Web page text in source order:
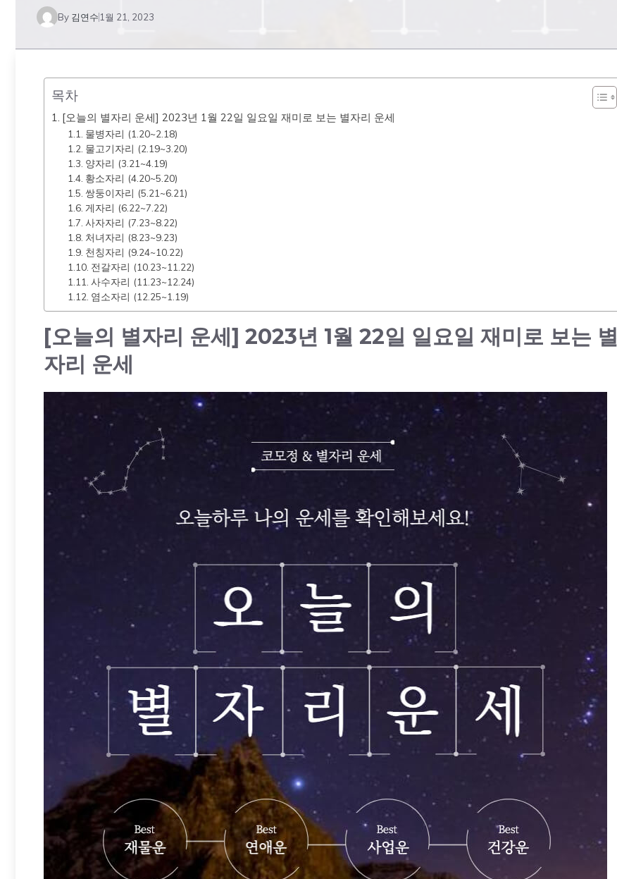
By 김연수 1월 21, 2023
목차
[오늘의 별자리 운세] 2023년 1월 22일 일요일 재미로 보는 별자리 운세
물병자리 (1.20~2.18)
물고기자리 (2.19~3.20)
양자리 (3.21~4.19)
황소자리 (4.20~5.20)
쌍둥이자리 (5.21~6.21)
게자리 (6.22~7.22)
사자자리 (7.23~8.22)
처녀자리 (8.23~9.23)
천칭자리 (9.24~10.22)
전갈자리 (10.23~11.22)
사수자리 (11.23~12.24)
염소자리 (12.25~1.19)
[오늘의 별자리 운세] 2023년 1월 22일 일요일 재미로 보는 별
자리 운세